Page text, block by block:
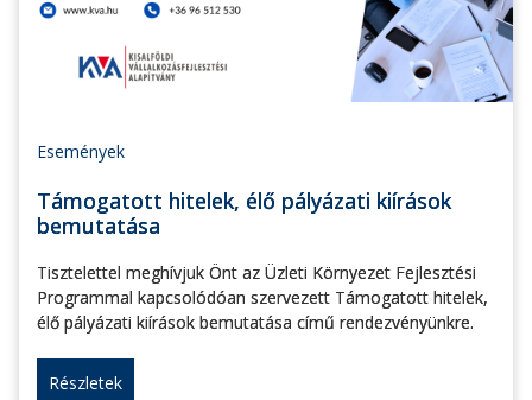
Események
Támogatott hitelek, élő pályázati kiírások
bemutatása
Tisztelettel meghívjuk Önt az Üzleti Környezet Fejlesztési
Programmal kapcsolódóan szervezett Támogatott hitelek,
élő pályázati kiírások bemutatása című rendezvényünkre.
Részletek